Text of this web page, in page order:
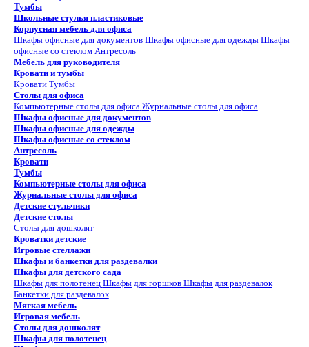
Тумбы
Школьные стулья пластиковые
Корпусная мебель для офиса
Шкафы офисные для документов Шкафы офисные для одежды Шкафы
офисные со стеклом Антресоль
Мебель для руководителя
Кровати и тумбы
Кровати Тумбы
Столы для офиса
Компьютерные столы для офиса Журнальные столы для офиса
Шкафы офисные для документов
Шкафы офисные для одежды
Шкафы офисные со стеклом
Антресоль
Кровати
Тумбы
Компьютерные столы для офиса
Журнальные столы для офиса
Детские стульчики
Детские столы
Столы для дошколят
Кроватки детские
Игровые стеллажи
Шкафы и банкетки для раздевалки
Шкафы для детского сада
Шкафы для полотенец Шкафы для горшков Шкафы для раздевалок
Банкетки для раздевалок
Мягкая мебель
Игровая мебель
Столы для дошколят
Шкафы для полотенец